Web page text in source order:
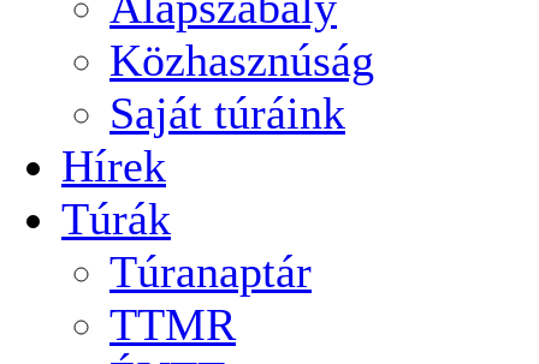
Közhasznúság
Saját túráink
Hírek
Túrák
Túranaptár
TTMR